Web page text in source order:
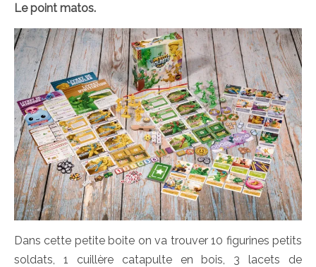
Le point matos.
Dans cette petite boite on va trouver 10 figurines petits
soldats, 1 cuillère catapulte en bois, 3 lacets de